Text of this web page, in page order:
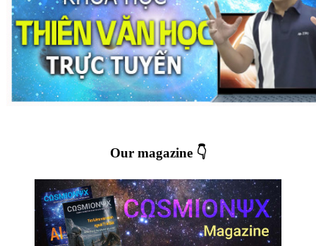
Our magazine 👇